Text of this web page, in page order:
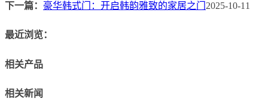
下一篇： 豪华韩式门：开启韩韵雅致的家居之门 2025-10-11
最近浏览：
相关产品
相关新闻